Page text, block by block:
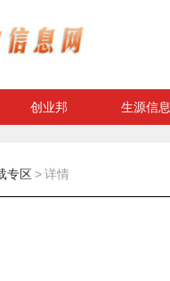
创业邦 生源信息
专区>详情